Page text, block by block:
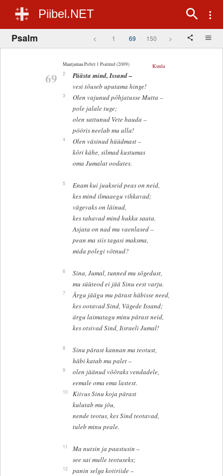
Piibel.NET
Psalm < 1 69 150 >
Maarjamaa Piibel 1 Psalmid (2009)
69
Kuula
2
Päästa mind, Issand –
vesi tõuseb uputama hinge!
3
Olen vajunud põhjatusse Mutta –
pole jalale tuge;
olen sattunud Vete hauda –
pööris neelab mu alla!
4
Olen väsinud hüüdmast –
kõri kähe, silmad kustumas
oma Jumalat oodates.
5
Enam kui juukseid peas on neid,
kes mind ilmaaegu vihkavad;
vägevaks on läinud,
kes tahavad mind hukka saata.
Asjata on nad mu vaenlased –
pean ma siis tagasi maksma,
mida polegi võtnud?
6
Sina, Jumal, tunned mu sõgedust,
mu süüteod ei jää Sinu eest varju.
7
Ärgu jäägu mu pärast häbisse need,
kes ootavad Sind, Vägede Issand;
ärgu laimatagu minu pärast neid,
kes otsivad Sind, Iisraeli Jumal!
8
Sinu pärast kannan ma teotust,
häbi katab mu palet –
9
olen jäänud võõraks vendadele,
eemale oma ema lastest.
10
Kiivus Sinu koja pärast
kulutab mu jõu,
nende teotus, kes Sind teotavad,
tuleb minu peale.
11
Ma nutsin ja paastusin –
see sai mulle teotuseks;
12
panin selga kotiriide –